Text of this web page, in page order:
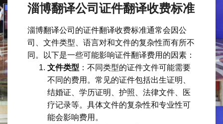
淄博翻译公司证件翻译收费标准
淄博翻译公司的证件翻译收费标准通常会因公
司、文件类型、语言对和文件的复杂性而有所不
同。以下是一些可能影响证件翻译费用的因素：
文件类型 ：不同类型的证件文件可能需要
不同的费用。常见的证件包括出生证明、
结婚证、学历证明、护照、法律文件、医
疗记录等。具体文件的复杂性和专业性可
能会影响费用。